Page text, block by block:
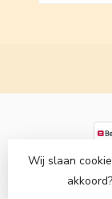
© Copyright
Wij slaan
akkoord?